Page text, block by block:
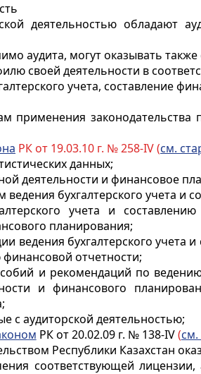
деятельностью обладают
аудита, могут оказывать
своей деятельности в
учета, составление
применения
РК от 19.03.10 г. № 258-IV (см.
данных;
деятельности и финансовое
бухгалтерского учета и
учета и
планирования;
ведения бухгалтерского
финансовой отчетности;
и рекомендаций по
и финансового
с аудиторской деятельностью;
РК от 20.02.09 г. № 138-IV(см.
Республики Казахстан
соответствующей